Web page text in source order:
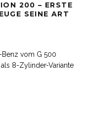
200 – ERSTE
SEINE ART
vom G 500
8-Zylinder-Variante